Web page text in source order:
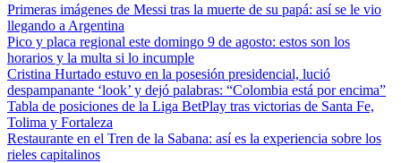
Primeras imágenes de Messi tras la muerte de su papá: así se le vio
llegando a Argentina
Pico y placa regional este domingo 9 de agosto: estos son los
horarios y la multa si lo incumple
Cristina Hurtado estuvo en la posesión presidencial, lució
despampanante ‘look’ y dejó palabras: “Colombia está por encima”
Tabla de posiciones de la Liga BetPlay tras victorias de Santa Fe,
Tolima y Fortaleza
Restaurante en el Tren de la Sabana: así es la experiencia sobre los
rieles capitalinos